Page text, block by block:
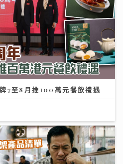
7至8月推100萬元餐飲禮遇